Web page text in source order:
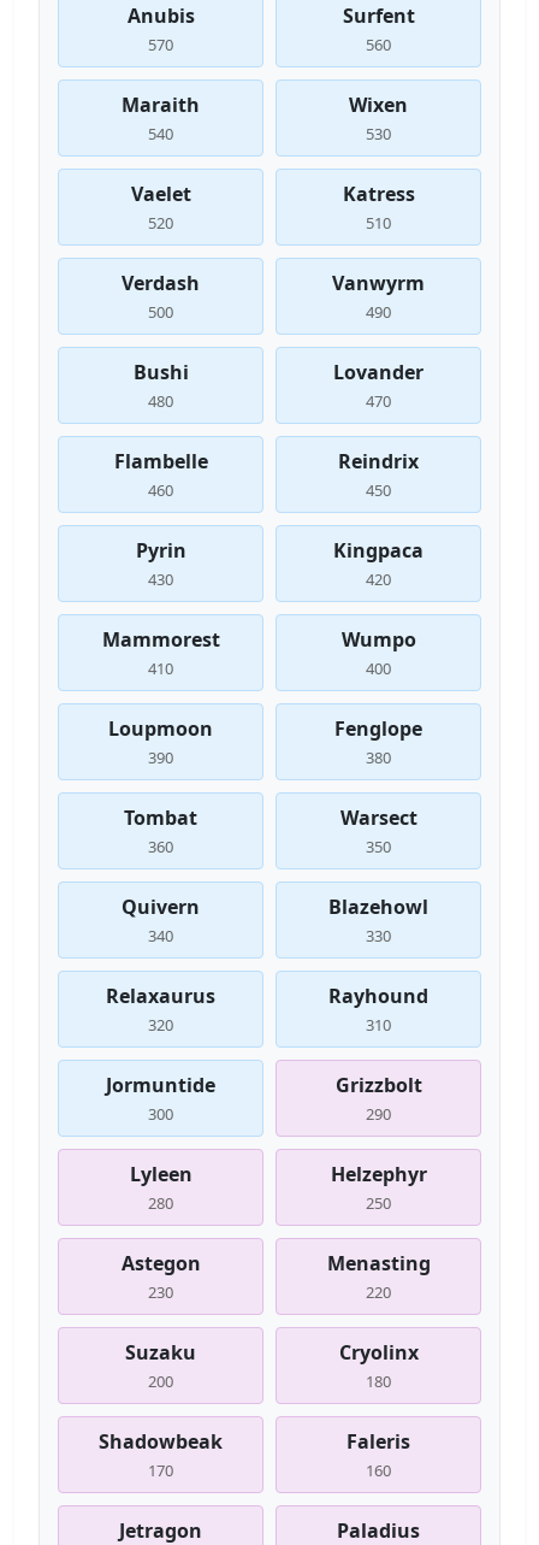
Anubis
570
Surfent
560
Maraith
540
Wixen
530
Vaelet
520
Katress
510
Verdash
500
Vanwyrm
490
Bushi
480
Lovander
470
Flambelle
460
Reindrix
450
Pyrin
430
Kingpaca
420
Mammorest
410
Wumpo
400
Loupmoon
390
Fenglope
380
Tombat
360
Warsect
350
Quivern
340
Blazehowl
330
Relaxaurus
320
Rayhound
310
Jormuntide
300
Grizzbolt
290
Lyleen
280
Helzephyr
250
Astegon
230
Menasting
220
Suzaku
200
Cryolinx
180
Shadowbeak
170
Faleris
160
Jetragon Paladius